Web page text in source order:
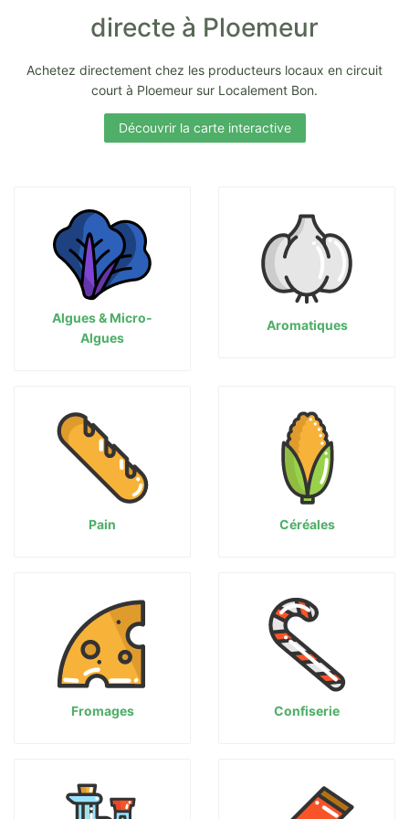
directe à Ploemeur
Achetez directement chez les producteurs locaux en circuit
court à Ploemeur sur Localement Bon.
Découvrir la carte interactive
Algues & Micro-
Algues
Aromatiques
Pain Céréales
Fromages Confiserie